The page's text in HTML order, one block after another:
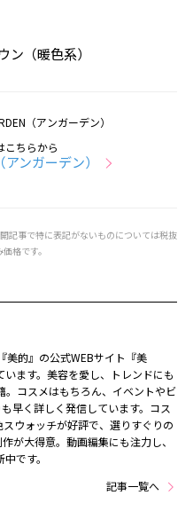
ン（暖色系）
（アンガーデン）
こちらから
ンガーデン）
記事で特に表記がないものについては税抜
格です。
美的』の公式WEBサイト『美
ます。美容を愛し、トレンドにも
コスメはもちろん、イベントやビ
早く詳しく発信しています。コス
ウォッチが好評で、選りすぐりの
が大得意。動画編集にも注力し、
です。
記事一覧へ